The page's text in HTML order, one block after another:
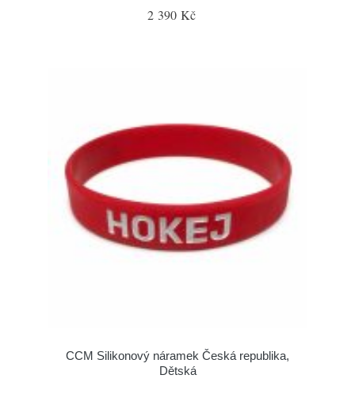
2 390 Kč
CCM Silikonový náramek Česká republika,
Dětská